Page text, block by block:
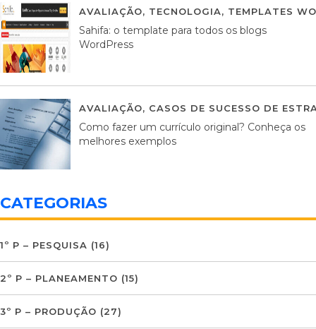
AVALIAÇÃO, TECNOLOGIA, TEMPLATES
Sahifa: o template para todos os blogs
WordPress
AVALIAÇÃO, CASOS DE SUCESSO DE
Como fazer um currículo original? Conheça os
melhores exemplos
CATEGORIAS
1º P – PESQUISA (16)
2º P – PLANEAMENTO (15)
3º P – PRODUÇÃO (27)